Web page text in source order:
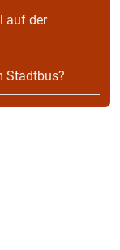
auf der
Stadtbus?